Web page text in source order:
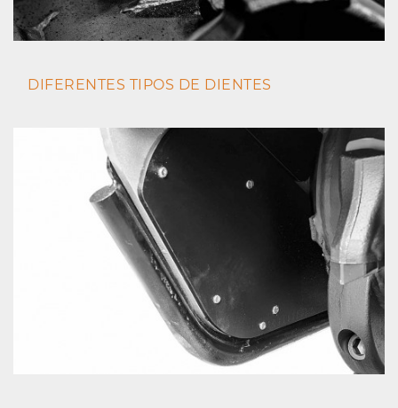
DIFERENTES TIPOS DE DIENTES